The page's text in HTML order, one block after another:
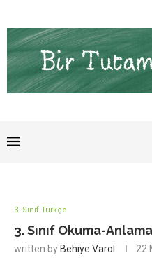
3. Sınıf Türkçe
3. Sınıf Okuma-
written by Behiye Varol 22